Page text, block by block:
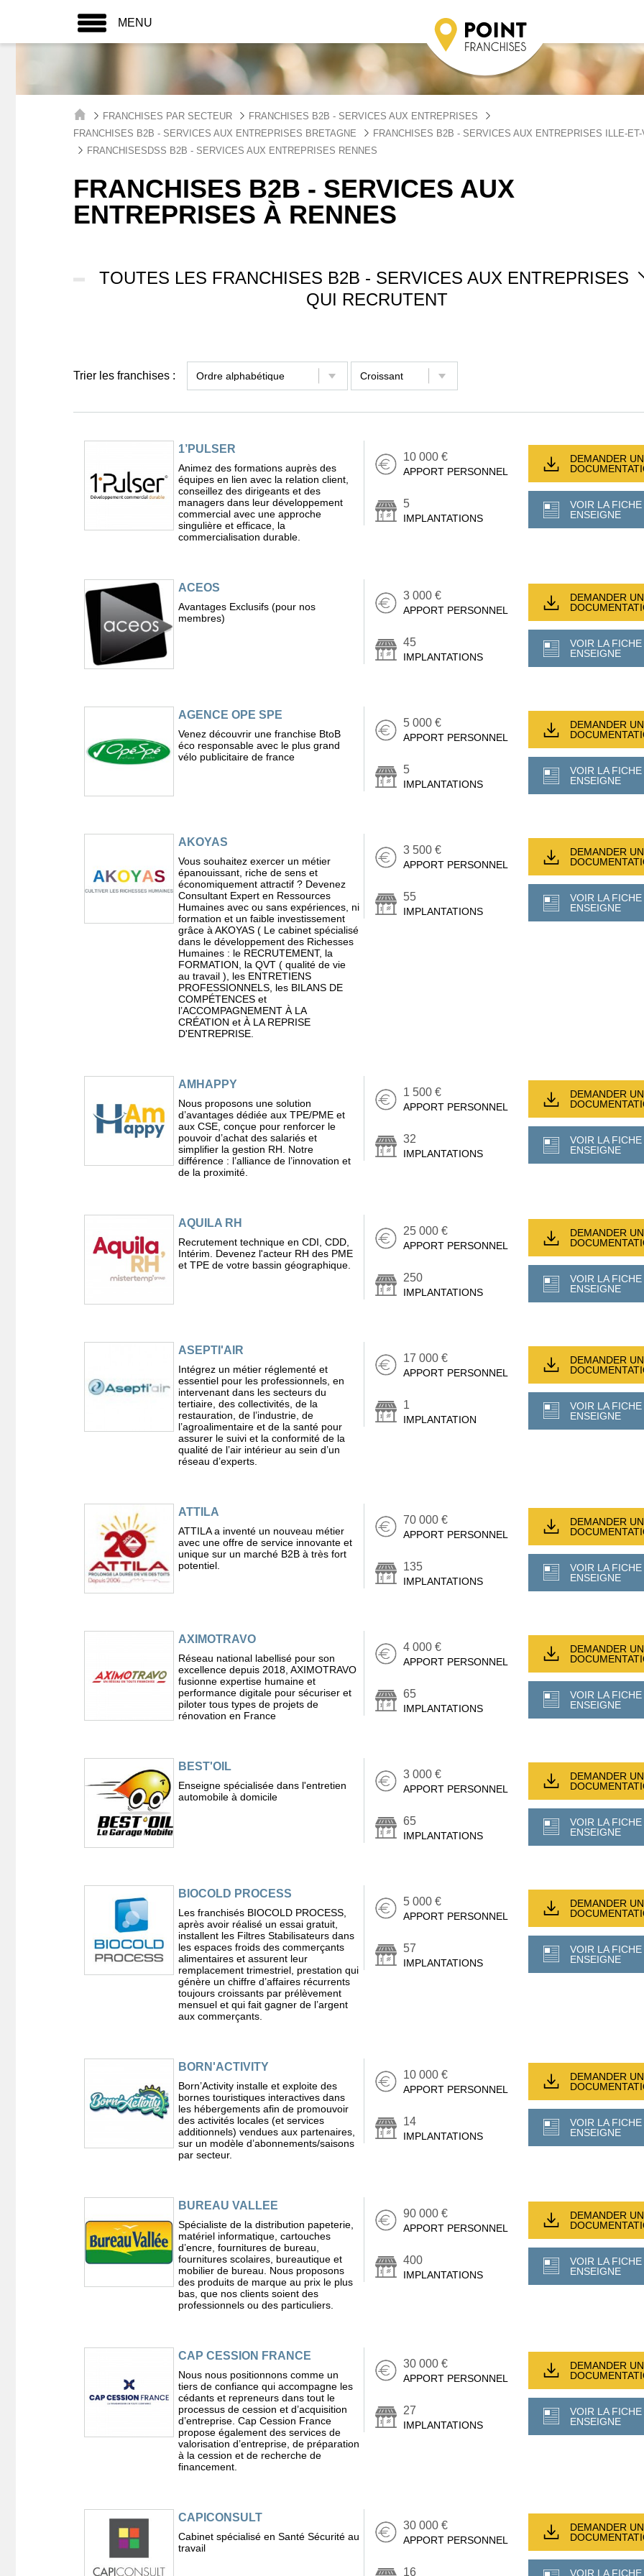
MENU
FRANCHISES PAR SECTEUR
FRANCHISES B2B - SERVICES AUX ENTREPRISES
FRANCHISES B2B - SERVICES AUX ENTREPRISES BRETAGNE
FRANCHISES B2B - SERVICES AUX ENTREPRISES ILLE-
FRANCHISESDSS B2B - SERVICES AUX ENTREPRISES RENNES
FRANCHISES B2B - SERVICES AUX
ENTREPRISES À RENNES
TOUTES LES FRANCHISES B2B - SERVICES AUX ENTREPRISES
QUI RECRUTENT
Trier les franchises :
1’PULSER
Animez des formations auprès des
équipes en lien avec la relation client,
conseillez des dirigeants et des
managers dans leur développement
commercial avec une approche
singulière et efficace, la
commercialisation durable.
10 000 €
APPORT PERSONNEL
5
IMPLANTATIONS
DEMANDER
VOIR LA FICHE
ENSEIGNE
ACEOS
Avantages Exclusifs (pour nos
membres)
3 000 €
APPORT PERSONNEL
45
IMPLANTATIONS
DEMANDER
VOIR LA FICHE
ENSEIGNE
AGENCE OPE SPE
Venez découvrir une franchise BtoB
éco responsable avec le plus grand
vélo publicitaire de france
5 000 €
APPORT PERSONNEL
5
IMPLANTATIONS
DEMANDER
VOIR LA FICHE
ENSEIGNE
AKOYAS
Vous souhaitez exercer un métier
épanouissant, riche de sens et
économiquement attractif ? Devenez
Consultant Expert en Ressources
Humaines avec ou sans expériences, ni
formation et un faible investissement
grâce à AKOYAS ( Le cabinet spécialisé
dans le développement des Richesses
Humaines : le RECRUTEMENT, la
FORMATION, la QVT ( qualité de vie
au travail ), les ENTRETIENS
PROFESSIONNELS, les BILANS DE
COMPÉTENCES et
l’ACCOMPAGNEMENT À LA
CRÉATION et À LA REPRISE
D'ENTREPRISE.
3 500 €
APPORT PERSONNEL
55
IMPLANTATIONS
DEMANDER
VOIR LA FICHE
ENSEIGNE
AMHAPPY
Nous proposons une solution
d’avantages dédiée aux TPE/PME et
aux CSE, conçue pour renforcer le
pouvoir d’achat des salariés et
simplifier la gestion RH. Notre
différence : l’alliance de l’innovation et
de la proximité.
1 500 €
APPORT PERSONNEL
32
IMPLANTATIONS
DEMANDER
VOIR LA FICHE
ENSEIGNE
AQUILA RH
Recrutement technique en CDI, CDD,
Intérim. Devenez l'acteur RH des PME
et TPE de votre bassin géographique.
25 000 €
APPORT PERSONNEL
250
IMPLANTATIONS
DEMANDER
VOIR LA FICHE
ENSEIGNE
ASEPTI'AIR
Intégrez un métier réglementé et
essentiel pour les professionnels, en
intervenant dans les secteurs du
tertiaire, des collectivités, de la
restauration, de l’industrie, de
l’agroalimentaire et de la santé pour
assurer le suivi et la conformité de la
qualité de l’air intérieur au sein d’un
réseau d’experts.
17 000 €
APPORT PERSONNEL
1
IMPLANTATION
DEMANDER
VOIR LA FICHE
ENSEIGNE
ATTILA
ATTILA a inventé un nouveau métier
avec une offre de service innovante et
unique sur un marché B2B à très fort
potentiel.
70 000 €
APPORT PERSONNEL
135
IMPLANTATIONS
DEMANDER
VOIR LA FICHE
ENSEIGNE
AXIMOTRAVO
Réseau national labellisé pour son
excellence depuis 2018, AXIMOTRAVO
fusionne expertise humaine et
performance digitale pour sécuriser et
piloter tous types de projets de
rénovation en France
4 000 €
APPORT PERSONNEL
65
IMPLANTATIONS
DEMANDER
VOIR LA FICHE
ENSEIGNE
BEST'OIL
Enseigne spécialisée dans l'entretien
automobile à domicile
3 000 €
APPORT PERSONNEL
65
IMPLANTATIONS
DEMANDER
VOIR LA FICHE
ENSEIGNE
BIOCOLD PROCESS
Les franchisés BIOCOLD PROCESS,
après avoir réalisé un essai gratuit,
installent les Filtres Stabilisateurs dans
les espaces froids des commerçants
alimentaires et assurent leur
remplacement trimestriel, prestation qui
génère un chiffre d’affaires récurrents
toujours croissants par prélèvement
mensuel et qui fait gagner de l’argent
aux commerçants.
5 000 €
APPORT PERSONNEL
57
IMPLANTATIONS
DEMANDER
VOIR LA FICHE
ENSEIGNE
BORN'ACTIVITY
Born’Activity installe et exploite des
bornes touristiques interactives dans
les hébergements afin de promouvoir
des activités locales (et services
additionnels) vendues aux partenaires,
sur un modèle d’abonnements/saisons
par secteur.
10 000 €
APPORT PERSONNEL
14
IMPLANTATIONS
DEMANDER
VOIR LA FICHE
ENSEIGNE
BUREAU VALLEE
Spécialiste de la distribution papeterie,
matériel informatique, cartouches
d’encre, fournitures de bureau,
fournitures scolaires, bureautique et
mobilier de bureau. Nous proposons
des produits de marque au prix le plus
bas, que nos clients soient des
professionnels ou des particuliers.
90 000 €
APPORT PERSONNEL
400
IMPLANTATIONS
DEMANDER
VOIR LA FICHE
ENSEIGNE
CAP CESSION FRANCE
Nous nous positionnons comme un
tiers de confiance qui accompagne les
cédants et repreneurs dans tout le
processus de cession et d’acquisition
d’entreprise. Cap Cession France
propose également des services de
valorisation d’entreprise, de préparation
à la cession et de recherche de
financement.
30 000 €
APPORT PERSONNEL
27
IMPLANTATIONS
DEMANDER
VOIR LA FICHE
ENSEIGNE
CAPICONSULT
Cabinet spécialisé en Santé Sécurité au
travail
30 000 €
APPORT PERSONNEL
16
DEMANDER
VOIR LA FICHE